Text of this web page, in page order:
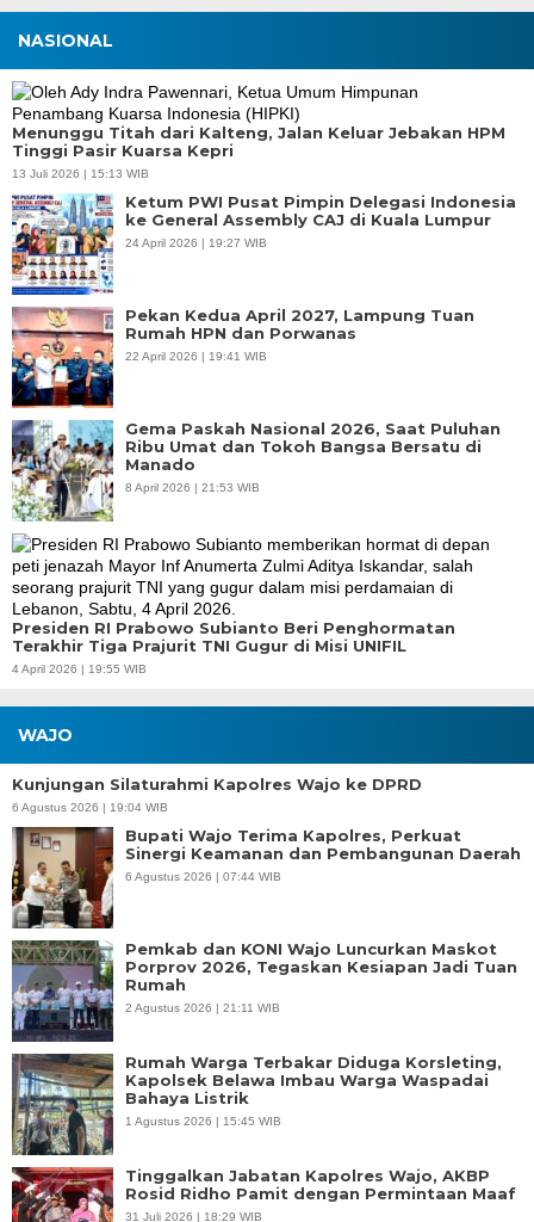
NASIONAL
Menunggu Titah dari Kalteng, Jalan Keluar Jebakan HPM
Tinggi Pasir Kuarsa Kepri
13 Juli 2026 | 15:13 WIB
Ketum PWI Pusat Pimpin Delegasi Indonesia
ke General Assembly CAJ di Kuala Lumpur
24 April 2026 | 19:27 WIB
Pekan Kedua April 2027, Lampung Tuan
Rumah HPN dan Porwanas
22 April 2026 | 19:41 WIB
Gema Paskah Nasional 2026, Saat Puluhan
Ribu Umat dan Tokoh Bangsa Bersatu di
Manado
8 April 2026 | 21:53 WIB
Presiden RI Prabowo Subianto Beri Penghormatan
Terakhir Tiga Prajurit TNI Gugur di Misi UNIFIL
4 April 2026 | 19:55 WIB
WAJO
Kunjungan Silaturahmi Kapolres Wajo ke DPRD
6 Agustus 2026 | 19:04 WIB
Bupati Wajo Terima Kapolres, Perkuat
Sinergi Keamanan dan Pembangunan Daerah
6 Agustus 2026 | 07:44 WIB
Pemkab dan KONI Wajo Luncurkan Maskot
Porprov 2026, Tegaskan Kesiapan Jadi Tuan
Rumah
2 Agustus 2026 | 21:11 WIB
Rumah Warga Terbakar Diduga Korsleting,
Kapolsek Belawa Imbau Warga Waspadai
Bahaya Listrik
1 Agustus 2026 | 15:45 WIB
Tinggalkan Jabatan Kapolres Wajo, AKBP
Rosid Ridho Pamit dengan Permintaan Maaf
31 Juli 2026 | 18:29 WIB